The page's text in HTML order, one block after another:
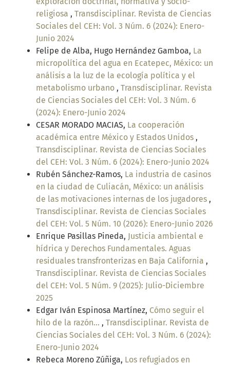
religiosa , Transdisciplinar. Revista de Ciencias
Sociales del CEH: Vol. 3 Núm. 6 (2024): Enero-
Junio 2024
Felipe de Alba, Hugo Hernández Gamboa, La
micropolítica del agua en Ecatepec, México: un
análisis a la luz de la ecología política y el
metabolismo urbano , Transdisciplinar. Revista
de Ciencias Sociales del CEH: Vol. 3 Núm. 6
(2024): Enero-Junio 2024
CESAR MORADO MACIAS, La cooperación
académica entre México y Estados Unidos ,
Transdisciplinar. Revista de Ciencias Sociales
del CEH: Vol. 3 Núm. 6 (2024): Enero-Junio 2024
Rubén Sánchez-Ramos, La industria de casinos
en la ciudad de Culiacán, México: un análisis
de las motivaciones internas de los jugadores ,
Transdisciplinar. Revista de Ciencias Sociales
del CEH: Vol. 5 Núm. 10 (2026): Enero-Junio 2026
Enrique Pasillas Pineda, Justicia ambiental e
hídrica y Derechos Fundamentales. Aguas
residuales transfronterizas en Baja California ,
Transdisciplinar. Revista de Ciencias Sociales
del CEH: Vol. 5 Núm. 9 (2025): Julio-Diciembre
2025
Edgar Iván Espinosa Martínez, Cómo seguir el
hilo de la razón... , Transdisciplinar. Revista de
Ciencias Sociales del CEH: Vol. 3 Núm. 6 (2024):
Enero-Junio 2024
Rebeca Moreno Zúñiga, Los refugiados en